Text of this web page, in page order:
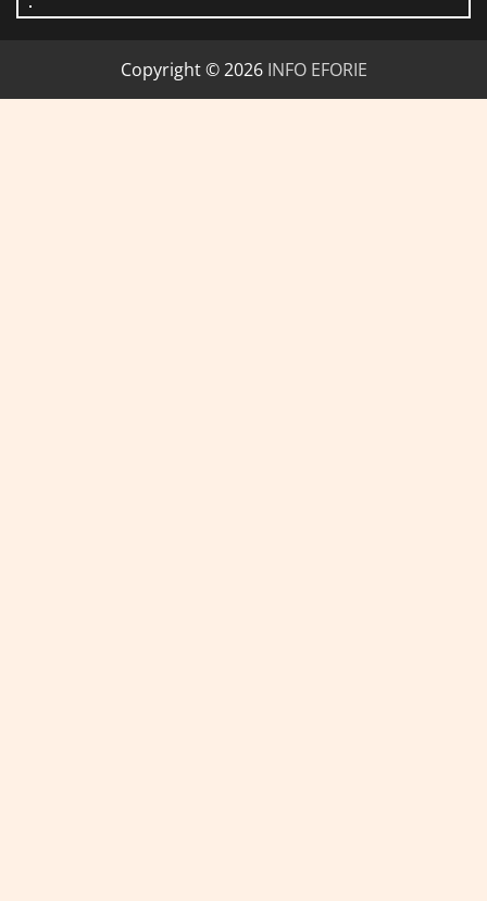
Copyright © 2026 INFO EFORIE